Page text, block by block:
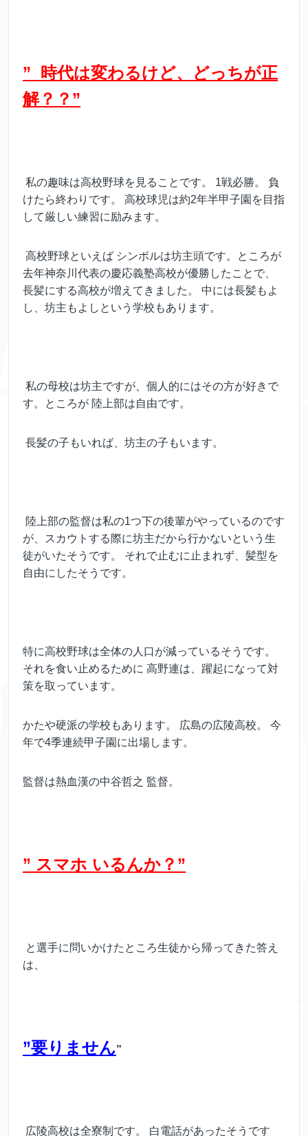
” 時代は変わるけど、どっちが正
解？？”
私の趣味は高校野球を見ることです。 1戦必勝。 負
けたら終わりです。 高校球児は約2年半甲子園を目指
して厳しい練習に励みます。
高校野球といえば シンボルは坊主頭です。ところが
去年神奈川代表の慶応義塾高校が優勝したことで、
長髪にする高校が増えてきました。 中には長髪もよ
し、坊主もよしという学校もあります。
私の母校は坊主ですが、個人的にはその方が好きで
す。ところが 陸上部は自由です。
長髪の子もいれば、坊主の子もいます。
陸上部の監督は私の1つ下の後輩がやっているのです
が、スカウトする際に坊主だから行かないという生
徒がいたそうです。 それで止むに止まれず、髪型を
自由にしたそうです。
特に高校野球は全体の人口が減っているそうです。
それを食い止めるために 高野連は、躍起になって対
策を取っています。
かたや硬派の学校もあります。 広島の広陵高校。 今
年で4季連続甲子園に出場します。
監督は熱血漢の中谷哲之 監督。
” スマホ いるんか？”
と選手に問いかけたところ生徒から帰ってきた答え
は、
”要りません”
広陵高校は全寮制です。 白電話があったそうです